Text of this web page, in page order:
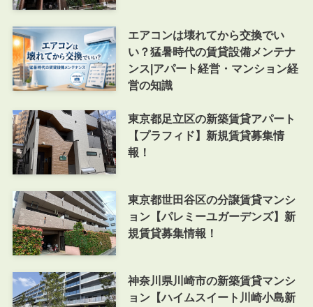
エアコンは壊れてから交換でい
い？猛暑時代の賃貸設備メンテナ
ンス|アパート経営・マンション経
営の知識
東京都足立区の新築賃貸アパート
【プラフィド】新規賃貸募集情
報！
東京都世田谷区の分譲賃貸マンシ
ョン【パレミーユガーデンズ】新
規賃貸募集情報！
神奈川県川崎市の新築賃貸マンシ
ョン【ハイムスイート川崎小島新